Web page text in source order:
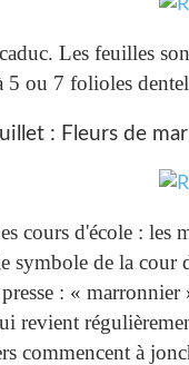
Les feuilles
5 ou 7 folioles
cours d'école : les
symbole de la cour
: «
revient
commencent à